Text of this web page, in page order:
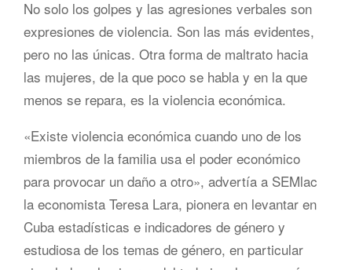
No solo los golpes y las agresiones verbales son
expresiones de violencia. Son las más evidentes,
pero no las únicas. Otra forma de maltrato hacia
las mujeres, de la que poco se habla y en la que
menos se repara, es la violencia económica.
«Existe violencia económica cuando uno de los
miembros de la familia usa el poder económico
para provocar un daño a otro», advertía a SEMlac
la economista Teresa Lara, pionera en levantar en
Cuba estadísticas e indicadores de género y
estudiosa de los temas de género, en particular